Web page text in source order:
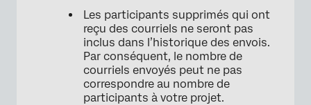
Les participants supprimés qui ont
reçu des courriels ne seront pas
inclus dans l’historique des envois.
Par conséquent, le nombre de
courriels envoyés peut ne pas
correspondre au nombre de
participants à votre projet.